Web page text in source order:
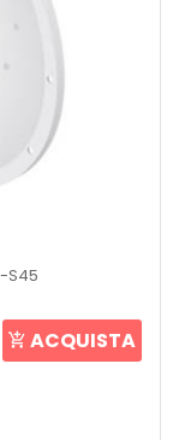
S45
ACQUISTA